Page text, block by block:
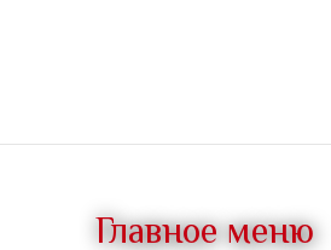
Главное меню